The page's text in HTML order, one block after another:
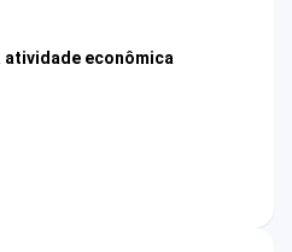
econômica